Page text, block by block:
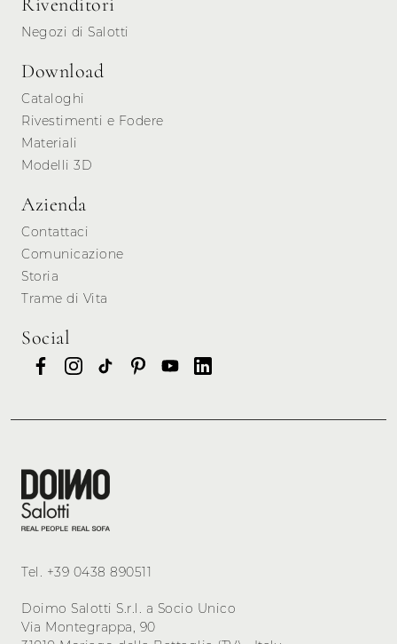
Negozi di Salotti
Download
Cataloghi
Rivestimenti e Fodere
Materiali
Modelli 3D
Azienda
Contattaci
Comunicazione
Storia
Trame di Vita
Social
Tel. +39 0438 890511
Doimo Salotti S.r.l. a Socio Unico
Via Montegrappa, 90